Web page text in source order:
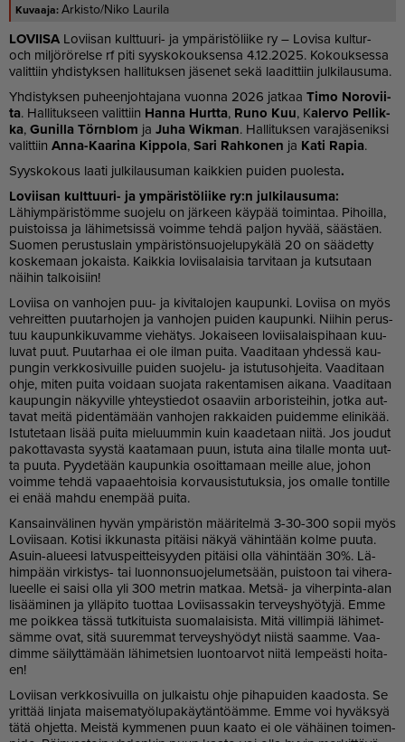
Arkisto/Niko Laurila
LO­VII­SA Lo­vii­san kult­tuu­ri- ja ym­pä­ris­tö­lii­ke ry – Lo­vi­sa kul­tur-
och mil­jö­rö­rel­se rf piti syys­ko­kouk­sen­sa 4.12.2025. Ko­kouk­ses­sa
va­lit­tiin yh­dis­tyk­sen hal­li­tuk­sen jä­se­net sekä laa­dit­tiin jul­ki­lau­su­ma.
Yh­dis­tyk­sen pu­heen­joh­ta­ja­na vuon­na 2026 jat­kaa Timo No­ro­vii­
ta. Hal­li­tuk­seen va­lit­tiin Han­na Hurt­ta, Runo Kuu, Kaler­vo Pel­lik­
ka, Gu­nil­la Törnb­lom ja Juha Wik­man. Hal­li­tuk­sen va­ra­jä­se­nik­si
va­lit­tiin An­na-Kaa­ri­na Kip­po­la, Sari Rah­ko­nen ja Kati Ra­pia.
Syys­ko­kous laa­ti jul­ki­lau­su­man kaik­kien pui­den puo­les­ta.
Lo­vii­san kult­tuu­ri- ja ym­pä­ris­tö­lii­ke ry:n jul­ki­lau­su­ma:
Lä­hiym­pä­ris­töm­me suo­je­lu on jär­keen käy­pää toi­min­taa. Pi­hoil­la,
puis­tois­sa ja lä­hi­met­sis­sä voim­me teh­dä pal­jon hy­vää, sääs­tä­en.
Suo­men pe­rus­tus­lain ym­pä­ris­tön­suo­je­lu­py­kä­lä 20 on sää­det­ty
kos­ke­maan jo­kais­ta. Kaik­kia lo­vii­sa­lai­sia tar­vi­taan ja kut­su­taan
näi­hin tal­koi­siin!
Lo­vii­sa on van­ho­jen puu- ja ki­vi­ta­lo­jen kau­pun­ki. Lo­vii­sa on myös
veh­reit­ten puu­tar­ho­jen ja van­ho­jen pui­den kau­pun­ki. Nii­hin pe­rus­
tuu kau­pun­ki­ku­vam­me vie­hä­tys. Jo­kai­seen lo­vii­sa­lais­pi­haan kuu­
lu­vat puut. Puu­tar­haa ei ole il­man pui­ta. Vaa­di­taan yh­des­sä kau­
pun­gin verk­ko­si­vuil­le pui­den suo­je­lu- ja is­tu­tu­soh­jei­ta. Vaa­di­taan
oh­je, mi­ten pui­ta voi­daan suo­ja­ta ra­ken­ta­mi­sen ai­ka­na. Vaa­di­taan
kau­pun­gin nä­ky­vil­le yh­teys­tie­dot osaa­viin ar­bo­ris­tei­hin, jot­ka aut­
ta­vat mei­tä pi­den­tä­mään van­ho­jen rak­kai­den pui­dem­me eli­ni­kää.
Is­tu­te­taan li­sää pui­ta mie­luum­min kuin kaa­de­taan nii­tä. Jos jou­dut
pa­kot­ta­vas­ta syys­tä kaa­ta­maan puun, is­tu­ta ai­na ti­lal­le mon­ta uut­
ta puu­ta. Pyy­de­tään kau­pun­kia osoit­ta­maan meil­le alue, jo­hon
voim­me teh­dä va­paa­eh­toi­sia kor­vau­sis­tu­tuk­sia, jos omal­le ton­til­le
ei enää mah­du enem­pää pui­ta.
Kan­sain­vä­li­nen hy­vän ym­pä­ris­tön mää­ri­tel­mä 3-30-300 so­pii myös
Lo­vii­saan. Ko­ti­si ik­ku­nas­ta pi­täi­si nä­kyä vä­hin­tään kol­me puu­ta.
Asuin-alu­ee­si lat­vus­peit­tei­syy­den pi­täi­si ol­la vä­hin­tään 30%. Lä­
him­pään vir­kis­tys- tai luon­non­suo­je­lu­met­sään, puis­toon tai vi­he­ra­
lu­eel­le ei sai­si ol­la yli 300 met­rin mat­kaa. Met­sä- ja vi­her­pin­ta-alan
li­sää­mi­nen ja yl­lä­pi­to tuot­taa Lo­vii­sas­sa­kin ter­veys­hyö­ty­jä. Em­me
me poik­kea täs­sä tut­ki­tuis­ta suo­ma­lai­sis­ta. Mitä vil­lim­piä lä­hi­met­
säm­me ovat, sitä suu­rem­mat ter­veys­hyö­dyt niis­tä saam­me. Vaa­
dim­me säi­lyt­tä­mään lä­hi­met­sien luon­to­ar­vot nii­tä lem­pe­äs­ti hoi­ta­
en!
Lo­vii­san verk­ko­si­vuil­la on jul­kais­tu oh­je pi­ha­pui­den kaa­dos­ta. Se
yrit­tää lin­ja­ta mai­se­ma­työ­lu­pa­käy­tän­tö­äm­me. Em­me voi hy­väk­syä
tätä oh­jet­ta. Meis­tä kym­me­nen puun kaa­to ei ole vä­häi­nen toi­men­